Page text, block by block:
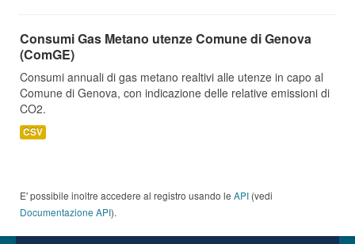
Consumi Gas Metano utenze Comune di Genova
(ComGE)
Consumi annuali di gas metano realtivi alle utenze in capo al
Comune di Genova, con indicazione delle relative emissioni di
CO2.
CSV
E' possibile inoltre accedere al registro usando le API (vedi
Documentazione API).